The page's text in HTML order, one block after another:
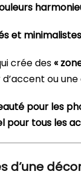
et minimalistes
crée des«
ou une
pour les
pour tous les
d’une